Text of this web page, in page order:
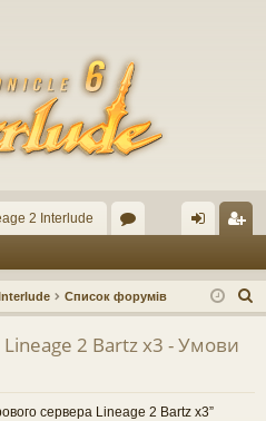
2 Interlude
ум
и
д ст
ра
ці
Список форумів
о
2 Bartz x3 - Умови
сервера Lineage 2 Bartz x3”